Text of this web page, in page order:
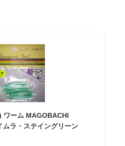
ワーム MAGOBACHI
ラ・ステイングリーン